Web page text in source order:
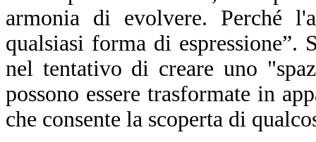
armonia di evolvere. Perché
qualsiasi forma di espressione”.
nel tentativo di creare uno
possono essere trasformate in
che consente la scoperta di